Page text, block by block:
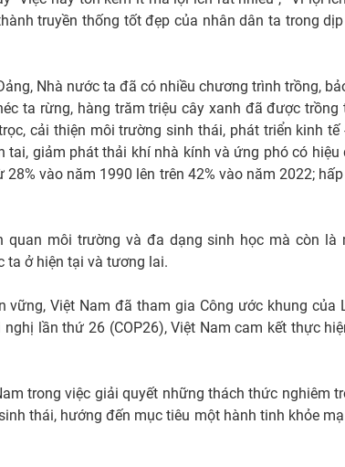
truyền thống tốt đẹp của nhân dân ta trong
Nhà nước ta đã có nhiều chương trình trồng,
ta rừng, hàng trăm triệu cây xanh đã được trồng
cải thiện môi trường sinh thái, phát triển kinh tế
giảm phát thải khí nhà kính và ứng phó có hiệu
vào năm 1990 lên trên 42% vào năm 2022;
quan môi trường và đa dạng sinh học mà còn là
ta ở hiện tại và tương lai.
Việt Nam đã tham gia Công ước khung của
lần thứ 26 (COP26), Việt Nam cam kết thực
trong việc giải quyết những thách thức nghiêm
thái, hướng đến mục tiêu một hành tinh khỏe